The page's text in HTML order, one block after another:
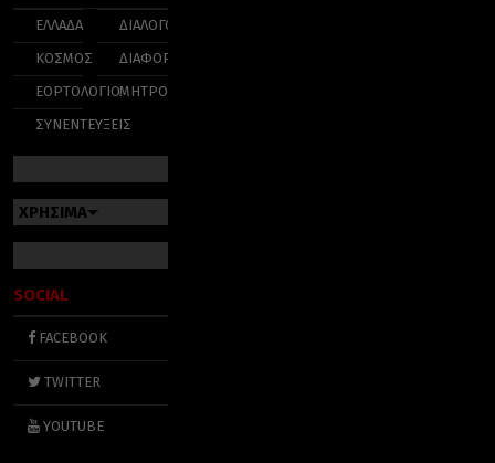
ΕΛΛΑΔΑ
ΚΟΣΜΟΣ
ΕΟΡΤΟΛΟΓΙΟ
ΣΥΝΕΝΤΕΥΞΕΙΣ
ΔΙΑΛΟΓΟΣ
ΔΙΑΦΟΡΑ
ΜΗΤΡΟΠΟΛΕΙΣ
ΧΡΗΣΙΜΑ
SOCIAL
FACEBOOK
TWITTER
YOUTUBE